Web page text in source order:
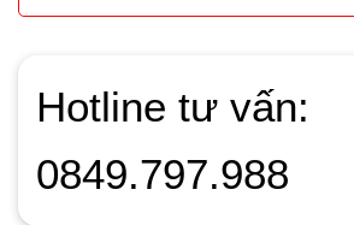
Hotline tư vấn:
0849.797.988